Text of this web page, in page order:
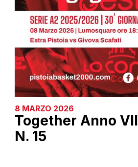
8 MARZO 2026
Together Anno VII
N. 15